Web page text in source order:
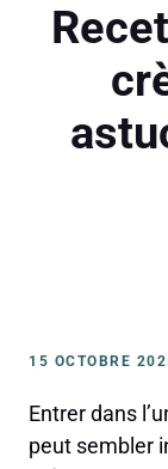
15 OCTOBRE
Entrer dans
peut sembler